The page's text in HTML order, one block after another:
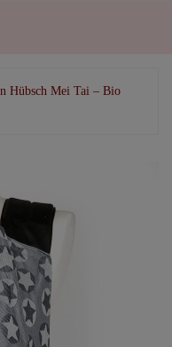
Hübsch Mei Tai – Bio